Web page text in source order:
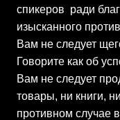
спикеров ради
изысканного
Вам не следует
Говорите как об
Вам не следует
товары, ни книги,
противном случае